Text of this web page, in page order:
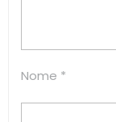
Nome *